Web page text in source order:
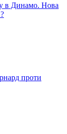
в Динамо. Нова
проти